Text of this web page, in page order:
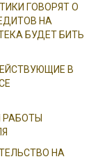
ГОВОРЯТ О
НА
БУДЕТ БИТЬ
В
РАБОТЫ
НА